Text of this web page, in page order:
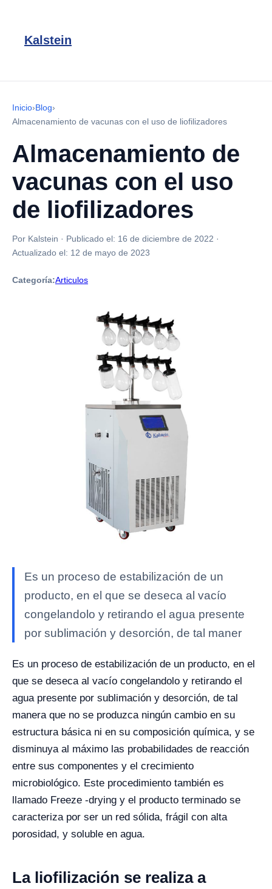
Kalstein
Inicio›Blog›
Almacenamiento de vacunas con el uso de liofilizadores
Almacenamiento de
vacunas con el uso
de liofilizadores
Por Kalstein · Publicado el: 16 de diciembre de 2022 ·
Actualizado el: 12 de mayo de 2023
Categoría:Articulos
Es un proceso de estabilización de un
producto, en el que se deseca al vacío
congelandolo y retirando el agua presente
por sublimación y desorción, de tal maner
Es un proceso de estabilización de un producto, en el
que se deseca al vacío congelandolo y retirando el
agua presente por sublimación y desorción, de tal
manera que no se produzca ningún cambio en su
estructura básica ni en su composición química, y se
disminuya al máximo las probabilidades de reacción
entre sus componentes y el crecimiento
microbiológico. Este procedimiento también es
llamado Freeze -drying y el producto terminado se
caracteriza por ser un red sólida, frágil con alta
porosidad, y soluble en agua.
La liofilización se realiza a